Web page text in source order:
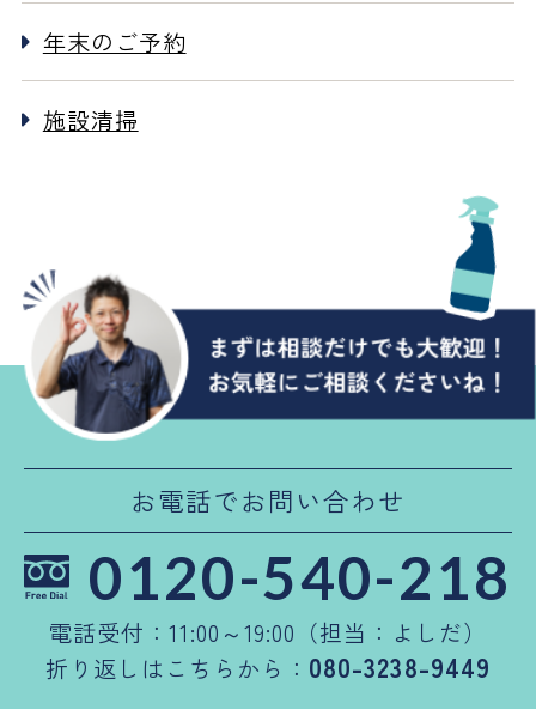
年末のご予約
施設清掃
お電話でお問い合わせ
0120-540-218
電話受付：11:00～19:00（担当：よしだ）
折り返しはこちらから： 080-3238-9449